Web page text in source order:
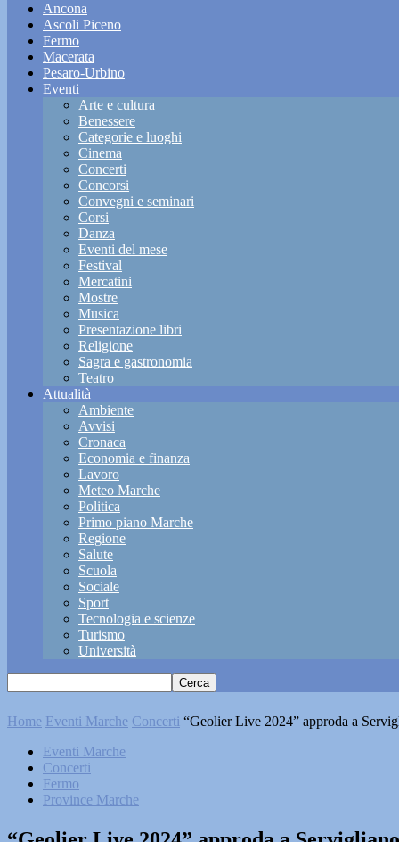
Ancona
Ascoli Piceno
Fermo
Macerata
Pesaro-Urbino
Eventi
Arte e cultura
Benessere
Categorie e luoghi
Cinema
Concerti
Concorsi
Convegni e seminari
Corsi
Danza
Eventi del mese
Festival
Mercatini
Mostre
Musica
Presentazione libri
Religione
Sagra e gastronomia
Teatro
Attualità
Ambiente
Avvisi
Cronaca
Economia e finanza
Lavoro
Meteo Marche
Politica
Primo piano Marche
Regione
Salute
Scuola
Sociale
Sport
Tecnologia e scienze
Turismo
Università
Home Eventi Marche Concerti “Geolier Live 2024” approda a
Eventi Marche
Concerti
Fermo
Province Marche